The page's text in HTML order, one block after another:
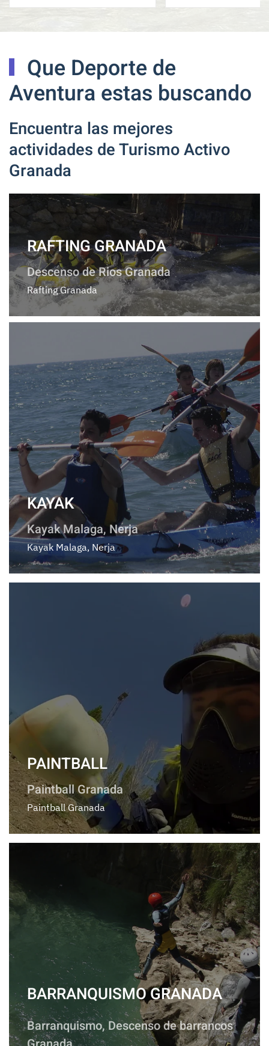
Que Deporte de
Aventura estas buscando
Encuentra las mejores
actividades de Turismo Activo
Granada
RAFTING GRANADA
Descenso de Rios Granada
Rafting Granada
KAYAK
Kayak Malaga, Nerja
Kayak Malaga, Nerja
PAINTBALL
Paintball Granada
Paintball Granada
BARRANQUISMO GRANADA
Barranquismo, Descenso de barrancos